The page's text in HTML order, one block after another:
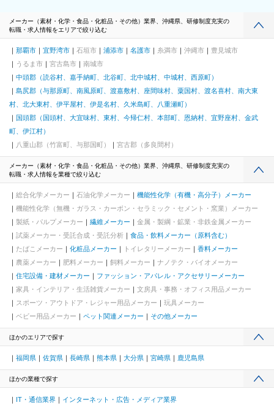
メーカー（素材・化学・食品・化粧品・その他）業界、沖縄県、研修制度充実の
転職・求人情報をエリアで絞り込む
那覇市 宜野湾市 石垣市 浦添市 名護市 糸満市 沖縄市
豊見城市
うるま市
宮古島市
南城市
中頭郡（読谷村、嘉手納町、北谷町、北中城村、中城村、西原町）
島尻郡（与那原町、南風原町、渡嘉敷村、座間味村、粟国村、渡名喜村、南大東
村、北大東村、伊平屋村、伊是名村、久米島町、八重瀬町）
国頭郡（国頭村、大宜味村、東村、今帰仁村、本部町、恩納村、宜野座村、金武
町、伊江村）
八重山郡（竹富町、与那国町）
宮古郡（多良間村）
メーカー（素材・化学・食品・化粧品・その他）業界、沖縄県、研修制度充実の
転職・求人情報を業種で絞り込む
総合化学メーカー 石油化学メーカー
機能性化学（有機・高分子）メーカー
機能性化学（無機・ガラス・カーボン・セラミック・セメント・窯業）メーカー
製紙・パルプメーカー
繊維メーカー
金属・製綱・鉱業・非鉄金属メーカー
試薬メーカー・受託合成・受託分析
食品・飲料メーカー（原料含む）
たばこメーカー
化粧品メーカー トイレタリーメーカー
香料メーカー
農薬メーカー
肥料メーカー 飼料メーカー
ナノテク・バイオメーカー
住宅設備・建材メーカー
ファッション・アパレル・アクセサリーメーカー
家具・インテリア・生活雑貨メーカー
文房具・事務・オフィス用品メーカー
スポーツ・アウトドア・レジャー用品メーカー
玩具メーカー
ベビー用品メーカー
ペット関連メーカー その他メーカー
ほかのエリアで探す
福岡県 佐賀県 長崎県 熊本県 大分県 宮崎県 鹿児島県
ほかの業種で探す
IT・通信業界
インターネット・広告・メディア業界